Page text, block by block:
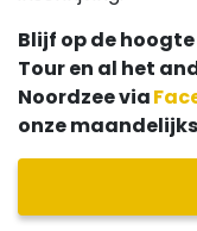
Blijf op de
Tour en al het
Noordzee via
onze